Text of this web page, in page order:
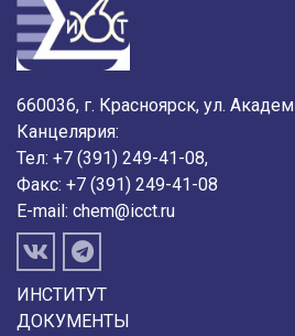
660036, г. Красноярск, ул.
Канцелярия:
Тел: +7 (391) 249-41-08,
Факс: +7 (391) 249-41-08
E-mail: chem@icct.ru
ИНСТИТУТ
ДОКУМЕНТЫ